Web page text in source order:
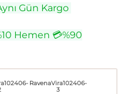
Gün Kargo
Hemen 💳%90
RavenaVira102406-
3